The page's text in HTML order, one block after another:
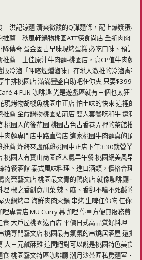
｜洪記涼麵 清爽微酸的Q彈麵條，配上爆漿蛋花
推薦｜秋風軒鍋物桃園ATT筷食尚店 全新肉肉
隊傳奇 蛋金固古早味現烤蛋糕 必吃口味、預訂
推薦｜上佳原汁牛肉麵-桃園店，高CP值牛肉麵
版冷滷「呷喀煙燻滷味」在地人激推的冷滷宵夜
牛排桃園店 滿滿豐盛自助吧任你夾 只要$399
4 FUN 咖啡趣 光是遊戲區就有三個也太狂 而
現烤物胡椒魚桃園中正店 怕土味的快來 這裡的
推薦 金蒔鍋物桃園站前店 雙人套餐吃和牛 還有
桃園人的後花園 桃園古色古香巷弄裡的茶館推
肉麵專門店中路直營店 這家桃園牛肉麵真的頂
推薦 炸綺來鹽酥雞桃園中正店下午3:30就營業
桃園大有寶山商圈超人氣早午餐 桃園網美風早
特餐酒館 泰式風味料理、進口酒類，價格合理
肉榮藝文店 桃園最文青的鴨肉店 就像咖啡廳一
理 椒之香創意川菜 辣、麻、香卻不嗆不死鹹的
火鍋烤串 海鮮肉肉火鍋 串烤 生啤任你吃 任你喝
哩專賣店 MU Curry 暮咖哩 停車方便無服務費
食 大戶屋桃園遠百店 平價日式高品質好料理
燒專門藝文店 桃園最有氣氛的串燒居酒屋 還把
大三元鹹酥雞 這間絕對可以說是桃園特色美食
食 桃園藝文特區咖啡廳 潮月沙茶匠私房麵室・